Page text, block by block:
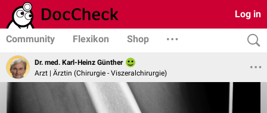
Log in
Community Flexikon Shop
Dr. med. Karl-Heinz Günther
Arzt | Ärztin (Chirurgie - Viszeralchirurgie)